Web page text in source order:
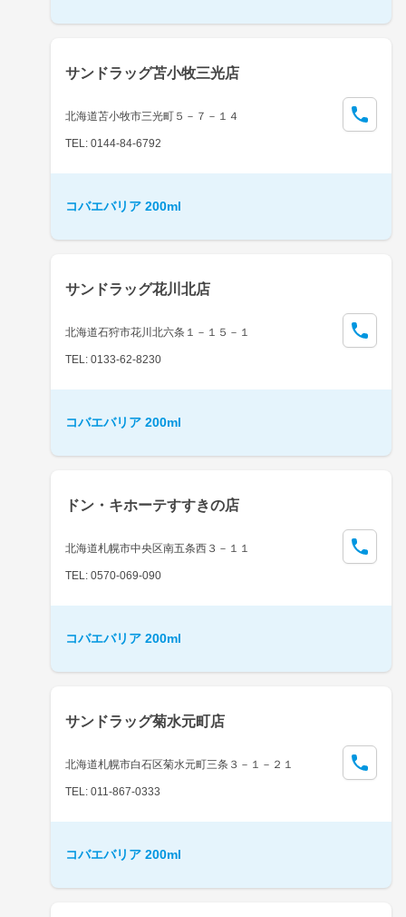
サンドラッグ苫小牧三光店
北海道苫小牧市三光町５－７－１４
TEL: 0144-84-6792
コバエバリア 200ml
サンドラッグ花川北店
北海道石狩市花川北六条１－１５－１
TEL: 0133-62-8230
コバエバリア 200ml
ドン・キホーテすすきの店
北海道札幌市中央区南五条西３－１１
TEL: 0570-069-090
コバエバリア 200ml
サンドラッグ菊水元町店
北海道札幌市白石区菊水元町三条３－１－２１
TEL: 011-867-0333
コバエバリア 200ml